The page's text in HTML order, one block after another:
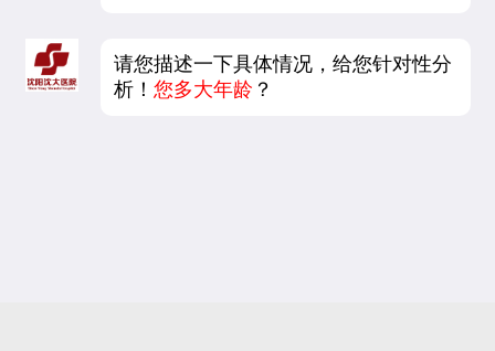
请您描述一下具体情况，给您针对性分
析！您多大年龄 ？